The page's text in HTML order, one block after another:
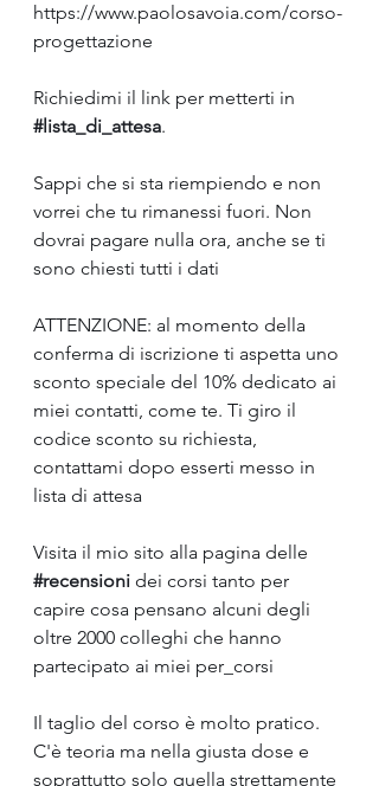
https://www.paolosavoia.com/corso-
progettazione
Richiedimi il link per metterti in
#lista_di_attesa.
Sappi che si sta riempiendo e non
vorrei che tu rimanessi fuori. Non
dovrai pagare nulla ora, anche se ti
sono chiesti tutti i dati
ATTENZIONE: al momento della
conferma di iscrizione ti aspetta uno
sconto speciale del 10% dedicato ai
miei contatti, come te. Ti giro il
codice sconto su richiesta,
contattami dopo esserti messo in
lista di attesa
Visita il mio sito alla pagina delle
#recensioni dei corsi tanto per
capire cosa pensano alcuni degli
oltre 2000 colleghi che hanno
partecipato ai miei per_corsi
Il taglio del corso è molto pratico.
C'è teoria ma nella giusta dose e
soprattutto solo quella strettamente